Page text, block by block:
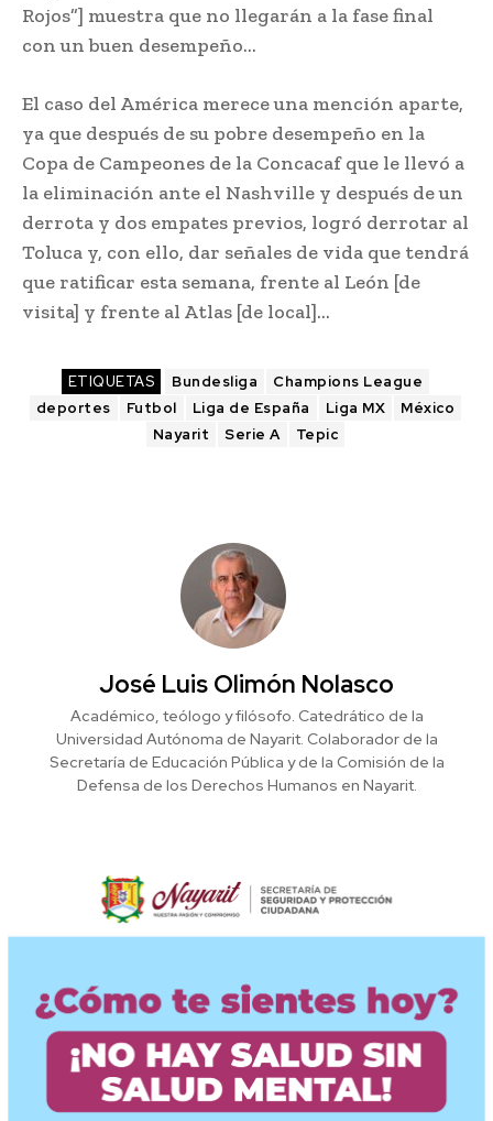
Rojos”] muestra que no llegarán a la fase final
con un buen desempeño…
El caso del América merece una mención aparte,
ya que después de su pobre desempeño en la
Copa de Campeones de la Concacaf que le llevó a
la eliminación ante el Nashville y después de un
derrota y dos empates previos, logró derrotar al
Toluca y, con ello, dar señales de vida que tendrá
que ratificar esta semana, frente al León [de
visita] y frente al Atlas [de local]…
ETIQUETAS Bundesliga
Champions League
deportes
Futbol Liga de España Liga MX
México
Nayarit
Serie A Tepic
José Luis Olimón Nolasco
Académico, teólogo y filósofo. Catedrático de la
Universidad Autónoma de Nayarit. Colaborador de la
Secretaría de Educación Pública y de la Comisión de la
Defensa de los Derechos Humanos en Nayarit.